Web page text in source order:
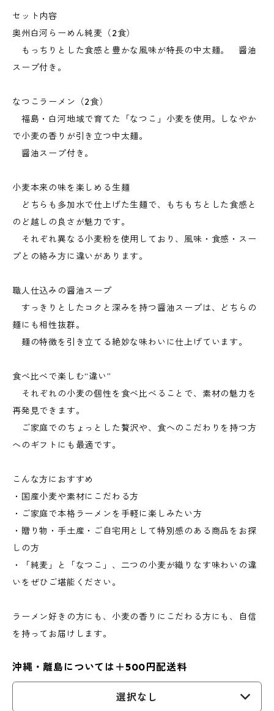
セット内容
奥州白河らーめん純麦（2食）
もっちりとした食感と豊かな風味が特長の中太麺。 醤油
スープ付き。
なつこラーメン（2食）
福島・白河地域で育てた「なつこ」小麦を使用。しなやか
で小麦の香りが引き立つ中太麺。
醤油スープ付き。
小麦本来の味を楽しめる生麺
どちらも多加水で仕上げた生麺で、もちもちとした食感と
のど越しの良さが魅力です。
それぞれ異なる小麦粉を使用しており、風味・食感・スー
プとの絡み方に違いがあります。
職人仕込みの醤油スープ
すっきりとしたコクと深みを持つ醤油スープは、どちらの
麺にも相性抜群。
麺の特徴を引き立てる絶妙な味わいに仕上げています。
食べ比べで楽しむ“違い”
それぞれの小麦の個性を食べ比べることで、素材の魅力を
再発見できます。
ご家庭でのちょっとした贅沢や、食へのこだわりを持つ方
へのギフトにも最適です。
こんな方におすすめ
・国産小麦や素材にこだわる方
・ご家庭で本格ラーメンを手軽に楽しみたい方
・贈り物・手土産・ご自宅用として特別感のある商品をお探
しの方
・「純麦」と「なつこ」、二つの小麦が織りなす味わいの違
いをぜひご堪能ください。
ラーメン好きの方にも、小麦の香りにこだわる方にも、自信
を持ってお届けします。
沖縄・離島については＋500円配送料
選択なし